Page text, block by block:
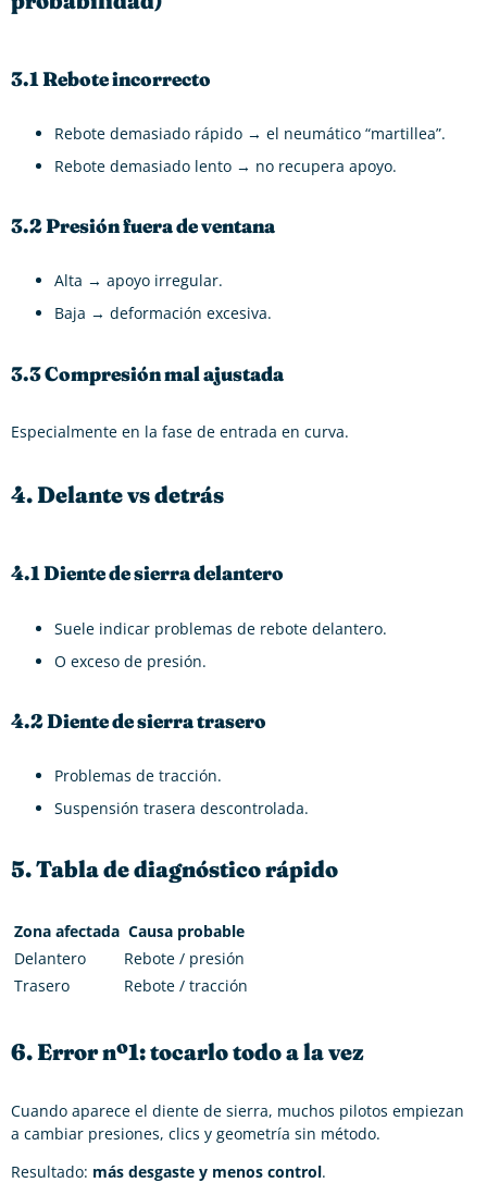
3.1 Rebote incorrecto
Rebote demasiado rápido → el neumático “martillea”.
Rebote demasiado lento → no recupera apoyo.
3.2 Presión fuera de ventana
Alta → apoyo irregular.
Baja → deformación excesiva.
3.3 Compresión mal ajustada
Especialmente en la fase de entrada en curva.
4. Delante vs detrás
4.1 Diente de sierra delantero
Suele indicar problemas de rebote delantero.
O exceso de presión.
4.2 Diente de sierra trasero
Problemas de tracción.
Suspensión trasera descontrolada.
5. Tabla de diagnóstico rápido
Zona afectada Causa probable
Delantero
Rebote / presión
Trasero
Rebote / tracción
6. Error nº1: tocarlo todo a la vez
Cuando aparece el diente de sierra, muchos pilotos empiezan
a cambiar presiones, clics y geometría sin método.
Resultado: más desgaste y menos control.